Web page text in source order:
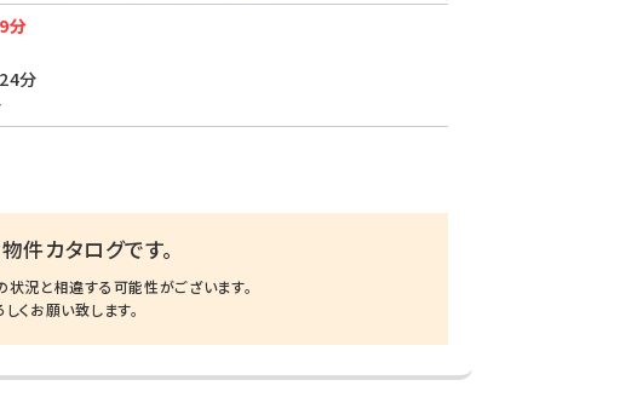
分
分
件カタログです。
状況と相違する可能性がございます。
くお願い致します。